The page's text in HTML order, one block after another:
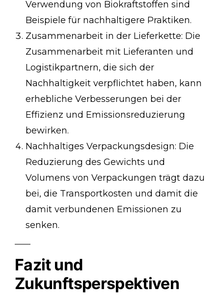
Verwendung von Biokraftstoffen sind
Beispiele für nachhaltigere Praktiken.
Zusammenarbeit in der Lieferkette: Die
Zusammenarbeit mit Lieferanten und
Logistikpartnern, die sich der
Nachhaltigkeit verpflichtet haben, kann
erhebliche Verbesserungen bei der
Effizienz und Emissionsreduzierung
bewirken.
Nachhaltiges Verpackungsdesign: Die
Reduzierung des Gewichts und
Volumens von Verpackungen trägt dazu
bei, die Transportkosten und damit die
damit verbundenen Emissionen zu
senken.
Fazit und
Zukunftsperspektiven